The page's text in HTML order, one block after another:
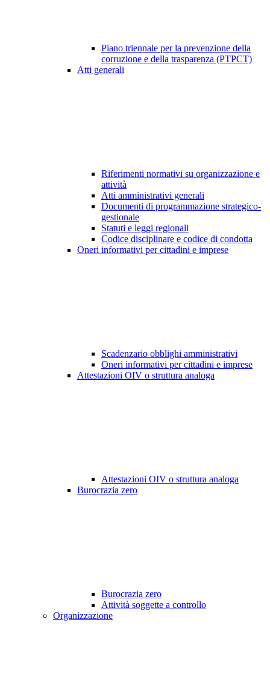
Piano triennale per la prevenzione della
corruzione e della trasparenza (PTPCT)
Atti generali
Riferimenti normativi su organizzazione e
attività
Atti amministrativi generali
Documenti di programmazione strategico-
gestionale
Statuti e leggi regionali
Codice disciplinare e codice di condotta
Oneri informativi per cittadini e imprese
Scadenzario obblighi amministrativi
Oneri informativi per cittadini e imprese
Attestazioni OIV o struttura analoga
Attestazioni OIV o struttura analoga
Burocrazia zero
Burocrazia zero
Attività soggette a controllo
Organizzazione